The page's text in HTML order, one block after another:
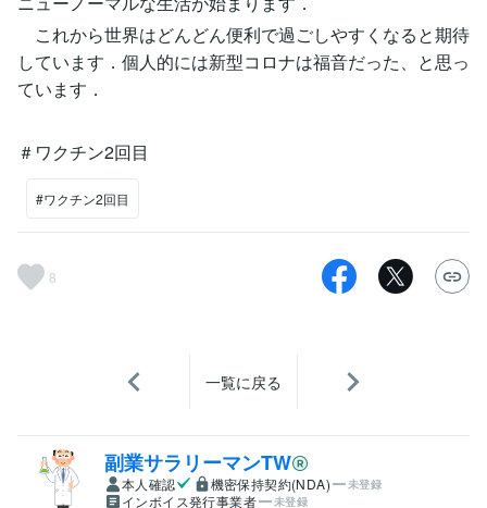
これから世界はどんどん便利で過ごしやすくなると期待
しています．個人的には新型コロナは福音だった、と思っ
ています．
＃ワクチン2回目
#ワクチン2回目
8
一覧に戻る
副業サラリーマンTW
本人確認 機密保持契約(NDA) 未登録
インボイス発行事業者 未登録